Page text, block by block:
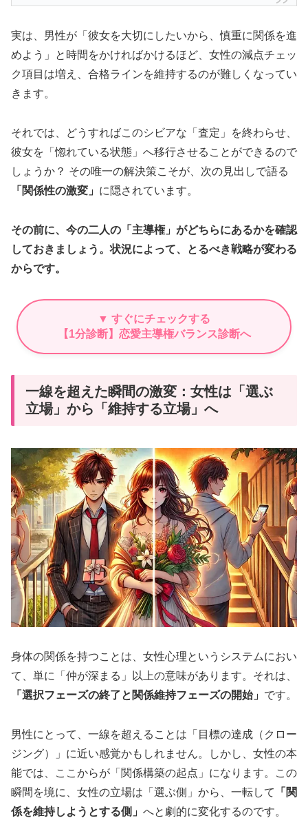
実は、男性が「彼女を大切にしたいから、慎重に関係を進
めよう」と時間をかければかけるほど、女性の減点チェッ
ク項目は増え、合格ラインを維持するのが難しくなってい
きます。
それでは、どうすればこのシビアな「査定」を終わらせ、
彼女を「惚れている状態」へ移行させることができるので
しょうか？ その唯一の解決策こそが、次の見出しで語る
「関係性の激変」 に隠されています。
その前に、今の二人の「主導権」がどちらにあるかを確認
しておきましょう。状況によって、とるべき戦略が変わる
からです。
▼ すぐにチェックする
【1分診断】恋愛主導権バランス診断へ
一線を超えた瞬間の激変：女性は「選ぶ
立場」から「維持する立場」へ
身体の関係を持つことは、女性心理というシステムにおい
て、単に「仲が深まる」以上の意味があります。それは、
「選択フェーズの終了と関係維持フェーズの開始」 です。
男性にとって、一線を超えることは「目標の達成（クロー
ジング）」に近い感覚かもしれません。しかし、女性の本
能では、ここからが「関係構築の起点」になります。この
瞬間を境に、女性の立場は「選ぶ側」から、一転して
「関
係を維持しようとする側」 へと劇的に変化するのです。